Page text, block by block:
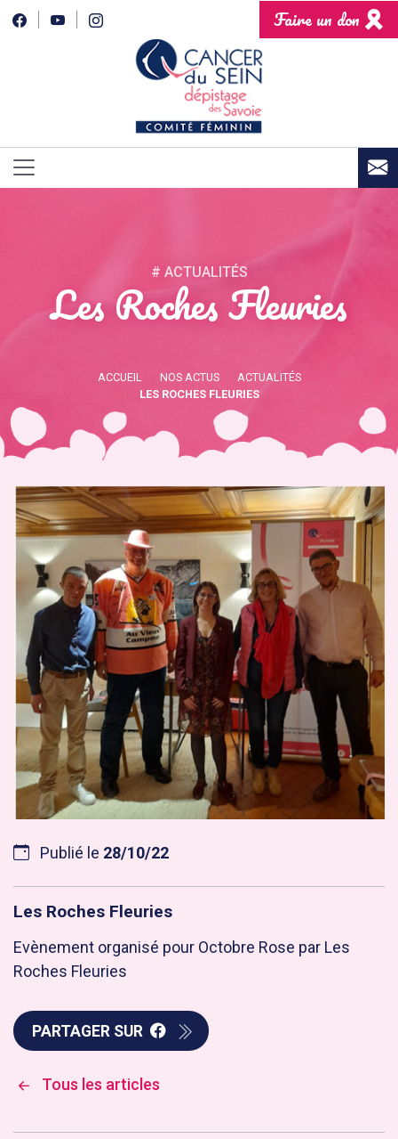
Faire un don
# ACTUALITÉS
Les Roches Fleuries
ACCUEIL NOS ACTUS
ACTUALITÉS
LES ROCHES FLEURIES
Publié le 28/10/22
Les Roches Fleuries
Evènement organisé pour Octobre Rose par Les
Roches Fleuries
PARTAGER SUR
Tous les articles